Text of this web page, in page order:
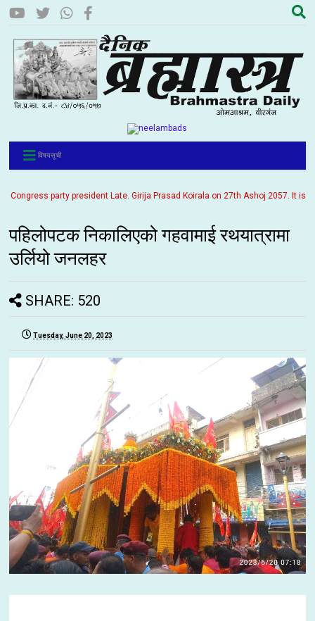
विषयसूची
party president Late. Girija Prasad Koirala on 27th Ashoj 2057. It is
पहिलोपटक निकालिएको गहवामाई रथयात्रामा
उर्लियो जनलहर
SHARE: 520
Tuesday, June 20, 2023